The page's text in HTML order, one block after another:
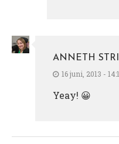
ANNETH
16 juni, 2013 -
Yeay! 😀